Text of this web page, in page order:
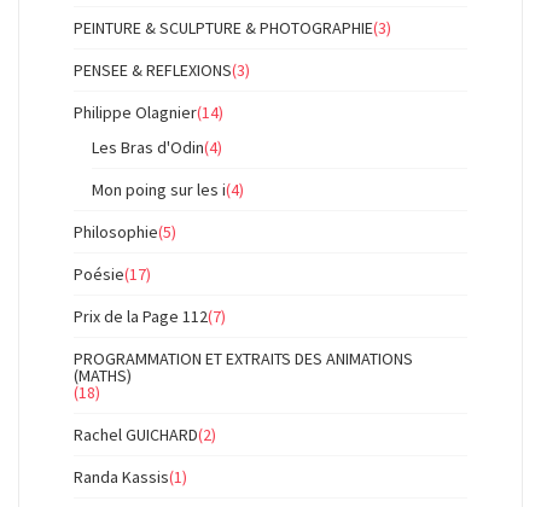
PEINTURE & SCULPTURE & PHOTOGRAPHIE(3)
PENSEE & REFLEXIONS(3)
Philippe Olagnier(14)
Les Bras d'Odin(4)
Mon poing sur les i(4)
Philosophie(5)
Poésie(17)
Prix de la Page 112(7)
PROGRAMMATION ET EXTRAITS DES ANIMATIONS
(MATHS)
(18)
Rachel GUICHARD(2)
Randa Kassis(1)